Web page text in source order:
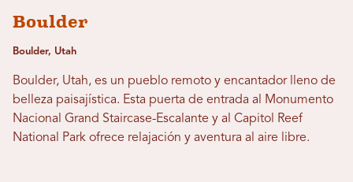
Boulder
Boulder, Utah
Boulder, Utah, es un pueblo remoto y encantador lleno de
belleza paisajística. Esta puerta de entrada al Monumento
Nacional Grand Staircase-Escalante y al Capitol Reef
National Park ofrece relajación y aventura al aire libre.